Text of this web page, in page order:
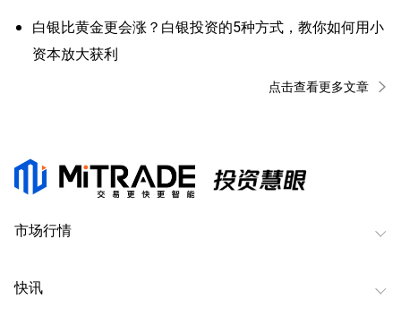
白银比黄金更会涨？白银投资的5种方式，教你如何用小
资本放大获利
点击查看更多文章
市场行情
快讯